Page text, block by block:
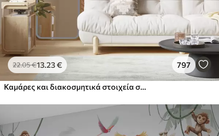
22.05€13 .23€ 797